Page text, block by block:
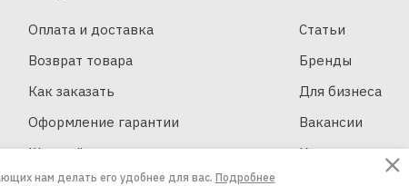
Оплата и доставка
Возврат товара
Как заказать
Оформление гарантии
Шинный калькулятор
Статьи
Бренды
Для бизнеса
Вакансии
Контакты
нам делать его удобнее для вас. Подробнее